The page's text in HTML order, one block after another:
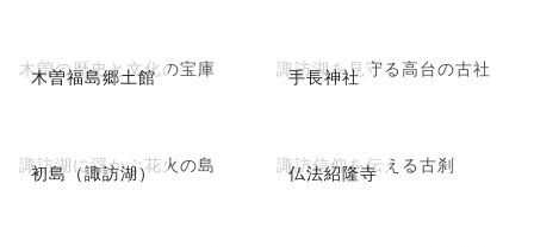
木曽福島郷土館
木曽の歴史と文化の宝庫 手長神社
諏訪湖を見守る高台の古社
初島（諏訪湖）
諏訪湖に浮かぶ花火の島 仏法紹隆寺
諏訪信仰を伝える古刹